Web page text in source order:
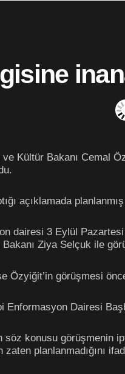
Kültür Bakanı Cemal
açıklamada
dairesi 3 Eylül
Ziya Selçuk ile
Özyiğit’in görüşmesi
Enformasyon Dairesi
söz konusu görüşmenin
zaten planlanmadığını